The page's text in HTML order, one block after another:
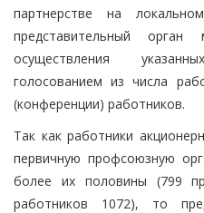
партнерстве на
представительный
осуществления
голосованием из числа
(конференции) работников.
Так как работники
первичную профсоюзную
более их половины (799
работников 1072), то